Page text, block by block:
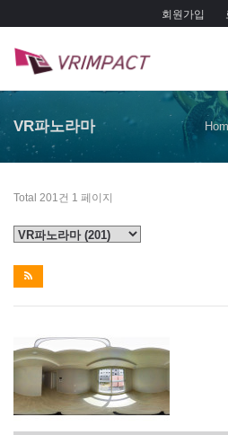
회원가입
VR파노라마
Total 201건 1 페이지